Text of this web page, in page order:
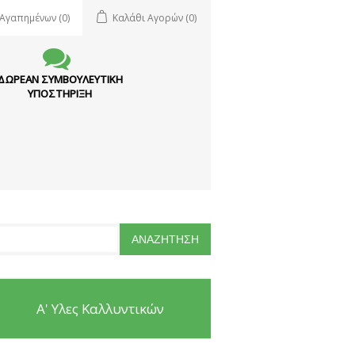
(0) Καλάθι Αγορών (0)
ΣΥΜΒΟΥΛΕΥΤΙΚΗ
ΥΠΟΣΤΗΡΙΞΗ
Α' Υλες Καλλυντικών